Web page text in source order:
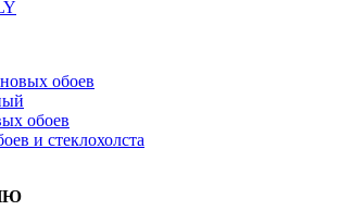
обоев
обоев
и стеклохолста